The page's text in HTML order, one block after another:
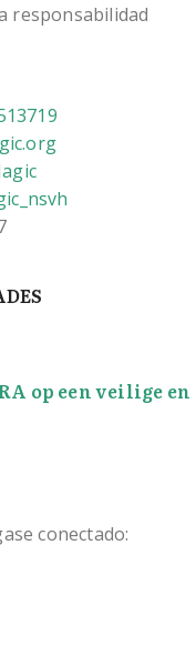
responsabilidad
op een veilige en
conectado: